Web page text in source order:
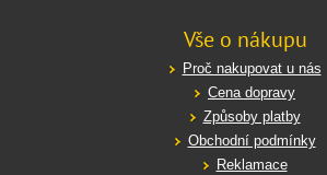
Vše o nákupu
Proč nakupovat u nás
Cena dopravy
Způsoby platby
Obchodní podmínky
Reklamace